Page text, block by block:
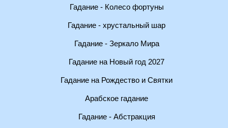
Гадание - Колесо фортуны
Гадание - хрустальный шар
Гадание - Зеркало Мира
Гадание на Новый год 2027
Гадание на Рождество и Святки
Арабское гадание
Гадание - Абстракция